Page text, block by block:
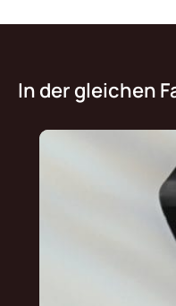
In der gleichen